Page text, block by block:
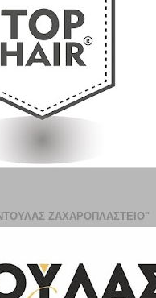
ΖΑΧΑΡΟΠΛΑΣΤΕΊΟ"